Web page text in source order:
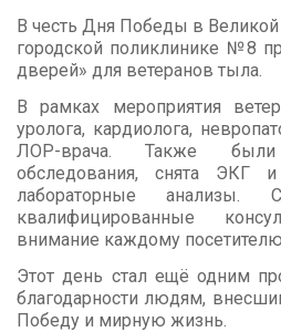
В честь Дня Победы в
городской поликлинике №8
дверей» для ветеранов тыла.
В рамках мероприятия
уролога, кардиолога,
ЛОР-врача. Также
обследования, снята ЭКГ
лабораторные анализы.
квалифицированные
внимание каждому
Этот день стал ещё одним
благодарности людям,
Победу и мирную жизнь.